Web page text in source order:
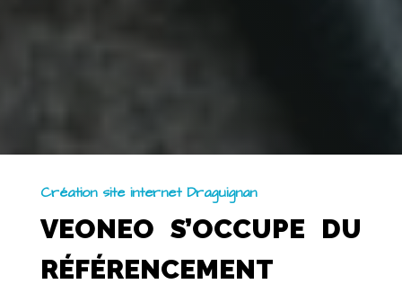
Création site internet Draguignan
VEONEO S’OCCUPE DU
RÉFÉRENCEMENT